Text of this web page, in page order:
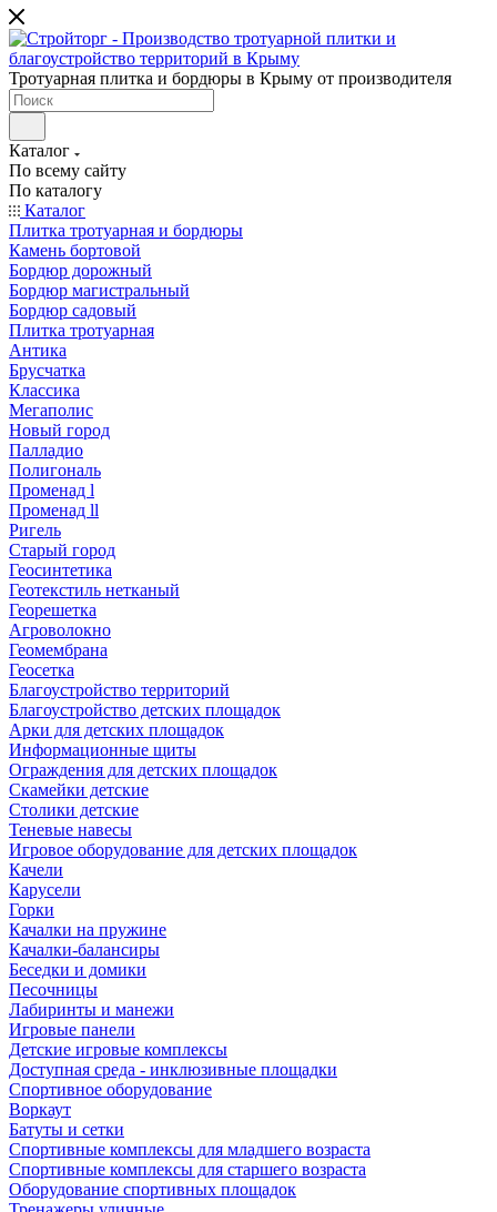
Тротуарная плитка и бордюры в Крыму от производителя
Каталог
По всему сайту
По каталогу
Каталог
Плитка тротуарная и бордюры
Камень бортовой
Бордюр дорожный
Бордюр магистральный
Бордюр садовый
Плитка тротуарная
Антика
Брусчатка
Классика
Мегаполис
Новый город
Палладио
Полигональ
Променад l
Променад ll
Ригель
Старый город
Геосинтетика
Геотекстиль нетканый
Георешетка
Агроволокно
Геомембрана
Геосетка
Благоустройство территорий
Благоустройство детских площадок
Арки для детских площадок
Информационные щиты
Ограждения для детских площадок
Скамейки детские
Столики детские
Теневые навесы
Игровое оборудование для детских площадок
Качели
Карусели
Горки
Качалки на пружине
Качалки-балансиры
Беседки и домики
Песочницы
Лабиринты и манежи
Игровые панели
Детские игровые комплексы
Доступная среда - инклюзивные площадки
Спортивное оборудование
Воркаут
Батуты и сетки
Спортивные комплексы для младшего возраста
Спортивные комплексы для старшего возраста
Оборудование спортивных площадок